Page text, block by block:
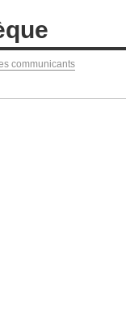
communicants